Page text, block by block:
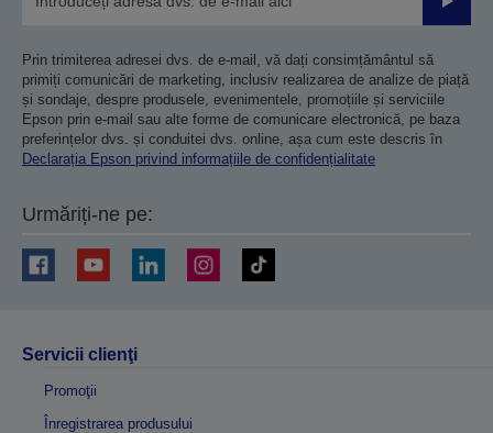
Prin trimiterea adresei dvs. de e-mail, vă dați consimțământul să
primiți comunicări de marketing, inclusiv realizarea de analize de piață
și sondaje, despre produsele, evenimentele, promoțiile și serviciile
Epson prin e-mail sau alte forme de comunicare electronică, pe baza
preferințelor dvs. și conduitei dvs. online, așa cum este descris în
Declarația Epson privind informațiile de confidențialitate
Urmăriți-ne pe:
Servicii clienţi
Promoţii
Înregistrarea produsului